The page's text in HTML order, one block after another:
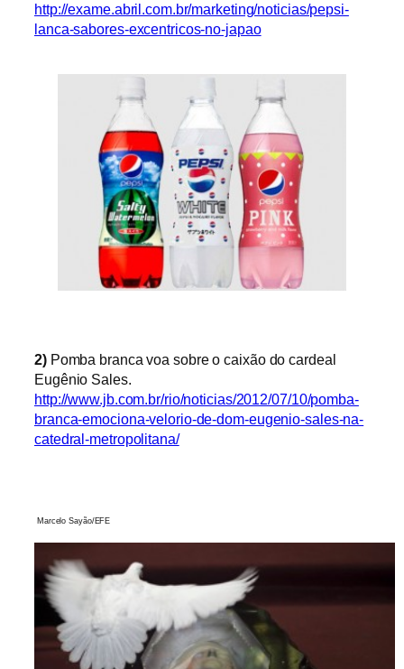
http://exame.abril.com.br/marketing/noticias/pepsi-
lanca-sabores-excentricos-no-japao
2)Pomba branca voasobre o caixão do cardeal
Eugênio Sales.
http://www.jb.com.br/rio/noticias/2012/07/10/pomba-
branca-emociona-velorio-de-dom-eugenio-sales-na-
catedral-metropolitana/
Marcelo Sayão/EFE